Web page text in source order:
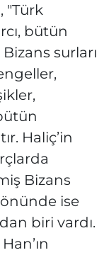
"Türk
bütün
surları
Haliç’in
Bizans
ise
biri vardı.